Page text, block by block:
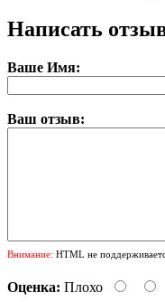
Написать
Ваше Имя:
Ваш отзыв:
Внимание: HTML не
Оценка: Плохо